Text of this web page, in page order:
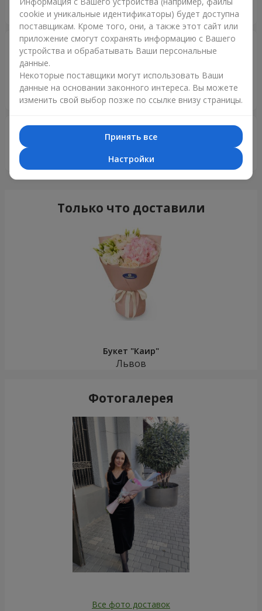
Супер
Ірина Якубець 25.10.2025
5
Замовляла букет — просто чудо! Квіти свіжі, усі однакові,
жодної зів’ялої пелюстки, аромат неймовірний! Відразу
видно, що працюють з любов’ю ?
Елла
Дякую за доставку..
Только что доставили
Букет "Каир"
Львов
Фотогалерея
Все фото доставок
cookie и уникальные идентификаторы) будет доступна
поставщикам. Кроме того, они, а также этот сайт или
приложение смогут сохранять информацию с Вашего
устройства и обрабатывать Ваши персональные
данные.
Некоторые поставщики могут использовать Ваши
данные на основании законного интереса. Вы можете
изменить свой выбор позже по ссылке внизу страницы.
Принять все
Настройки